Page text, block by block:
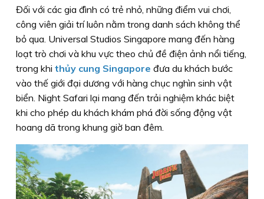
Đối với các gia đình có trẻ nhỏ, những điểm vui chơi,
công viên giải trí luôn nằm trong danh sách không thể
bỏ qua. Universal Studios Singapore mang đến hàng
loạt trò chơi và khu vực theo chủ đề điện ảnh nổi tiếng,
trong khi thủy cung Singapore đưa du khách bước
vào thế giới đại dương với hàng chục nghìn sinh vật
biển. Night Safari lại mang đến trải nghiệm khác biệt
khi cho phép du khách khám phá đời sống động vật
hoang dã trong khung giờ ban đêm.